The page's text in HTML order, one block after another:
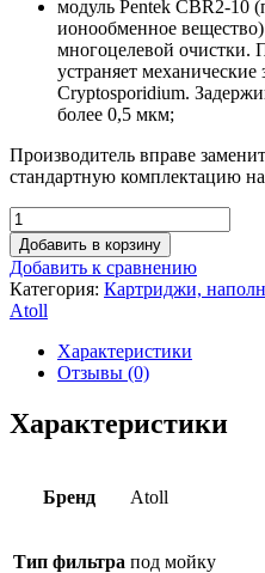
модуль Pentek CBR2-10
ионообменное
многоцелевой очистки.
устраняет
Cryptosporidium.
более 0,5 мкм;
Производитель вправе
стандартную комплектацию
Добавить в корзину
Добавить к сравнению
Категория: Картриджи,
Atoll
Характеристики
Отзывы (0)
Характеристики
Бренд Atoll
Тип фильтра под мойку